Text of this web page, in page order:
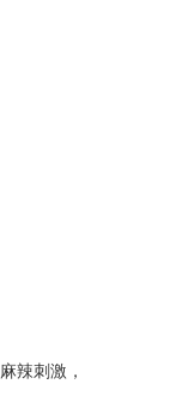
麻辣刺激 ，